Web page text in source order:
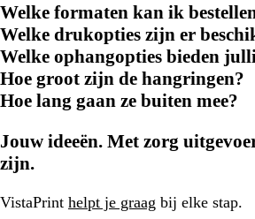
Welke formaten kan ik
Welke drukopties zijn er
Welke ophangopties bieden
Hoe groot zijn de hangringen?
Hoe lang gaan ze buiten mee?
Jouw ideeën. Met zorg
zijn.
VistaPrint helpt je graag bij elke stap.